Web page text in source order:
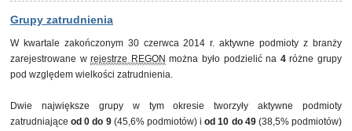
własność mieszana w sektorze prywatnym z przewagą
własności krajowych osób fizycznych
pozostałe 11 0,6%
Grupy zatrudnienia
W kwartale zakończonym 30 czerwca 2014 r. aktywne podmioty z branży
zarejestrowane wrejestrze REGON można było podzielić na 4różne grupy
pod względem wielkości zatrudnienia.
Dwie największe grupy w tym okresie tworzyły aktywne podmioty
zatrudniająceod 0 do 9 (45,6% podmiotów) iod 10 do 49 (38,5% podmiotów)